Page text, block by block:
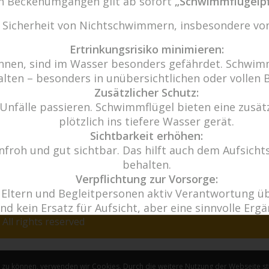
Wir
Haben Sie
aus Wasser ist alles, und ins Wasser kehrt
rights reserved
können, verwenden wir Cookies. Durch die weitere Nutzung der Webseite
von Nichtschwimmern, insbesondere
Ertrinkungsrisiko minimieren:
sind im Wasser besonders gefährdet.
– besonders in unübersichtlichen oder vollen
Zusätzlicher Schutz:
passieren. Schwimmflügel bieten eine
plötzlich ins tiefere Wasser gerät.
Sichtbarkeit erhöhen:
und gut sichtbar. Das hilft auch dem
behalten.
Verpflichtung zur Vorsorge:
und Begleitpersonen aktiv Verantwortung
kein Ersatz für Aufsicht, aber eine sinnvolle